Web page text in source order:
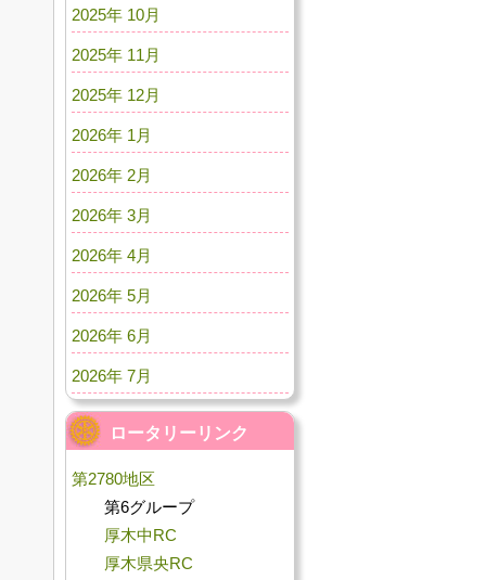
2025年 10月
2025年 11月
2025年 12月
2026年 1月
2026年 2月
2026年 3月
2026年 4月
2026年 5月
2026年 6月
2026年 7月
ロータリーリンク
第2780地区
第6グループ
厚木中RC
厚木県央RC